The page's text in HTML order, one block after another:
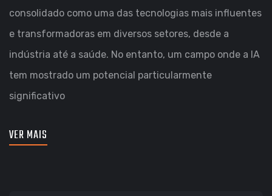
consolidado como uma das tecnologias mais influentes
e transformadoras em diversos setores, desde a
indústria até a saúde. No entanto, um campo onde a IA
tem mostrado um potencial particularmente
significativo
VER MAIS